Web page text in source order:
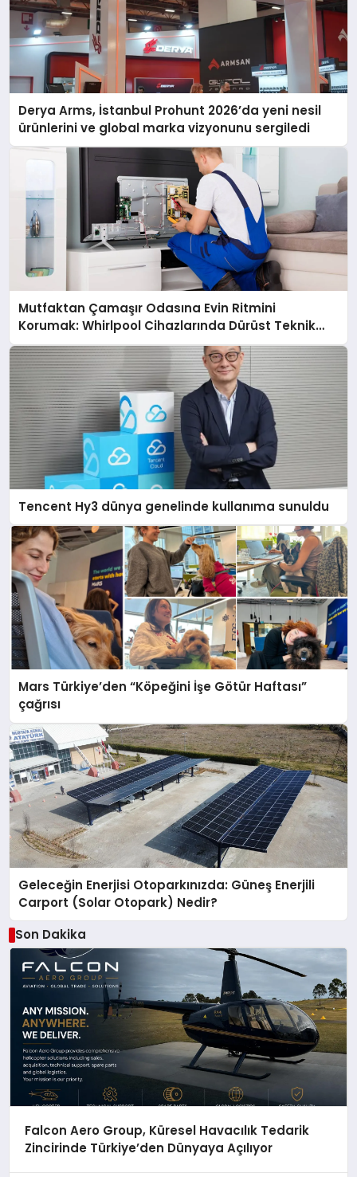
Derya Arms, İstanbul Prohunt 2026’da yeni nesil
ürünlerini ve global marka vizyonunu sergiledi
Mutfaktan Çamaşır Odasına Evin Ritmini
Korumak: Whirlpool Cihazlarında Dürüst Teknik
Destek Deneyimi
Tencent Hy3 dünya genelinde kullanıma sunuldu
Mars Türkiye’den “Köpeğini İşe Götür Haftası”
çağrısı
Geleceğin Enerjisi Otoparkınızda: Güneş Enerjili
Carport (Solar Otopark) Nedir?
Son Dakika
Falcon Aero Group, Küresel Havacılık Tedarik
Zincirinde Türkiye’den Dünyaya Açılıyor